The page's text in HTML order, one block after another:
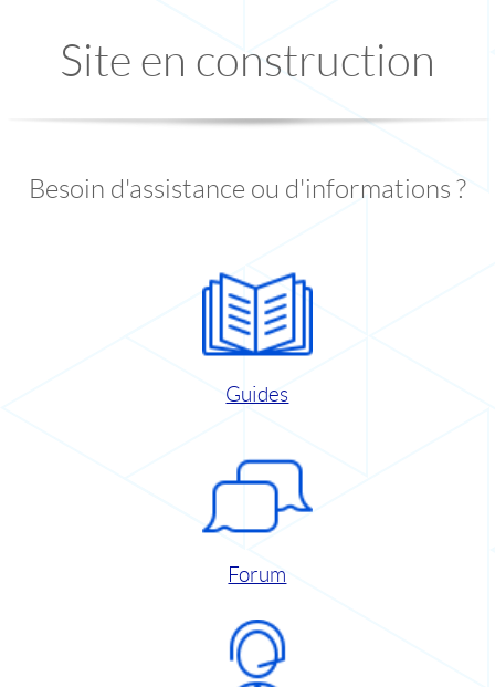
Site en construction
Besoin d'assistance ou d'informations ?
Guides
Forum